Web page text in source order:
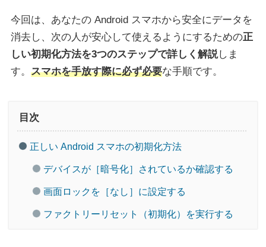
今回は、あなたの Android スマホから安全にデータを
消去し、次の人が安心して使えるようにするための正
しい初期化方法を3つのステップで詳しく解説しま
す。 スマホを手放す際に必ず必要な手順です。
目次
正しい Android スマホの初期化方法
デバイスが［暗号化］されているか確認する
画面ロックを［なし］に設定する
ファクトリーリセット（初期化）を実行する